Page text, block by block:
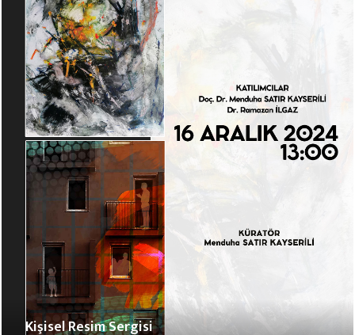
Kişisel Resim Sergisi